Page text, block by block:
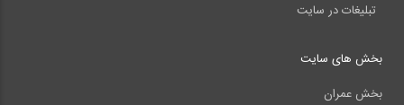
تبلیغات در سایت
بخش های سایت
بخش عمران